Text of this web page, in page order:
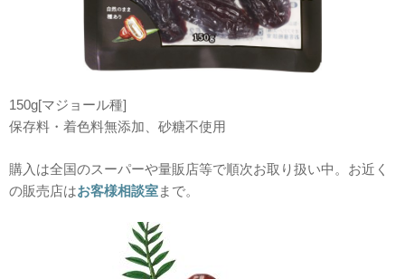
150g[マジョール種]
保存料・着色料無添加、砂糖不使用
購入は全国のスーパーや量販店等で順次お取り扱い中。お近く
の販売店はお客様相談室まで。